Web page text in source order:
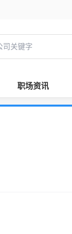
职场资讯